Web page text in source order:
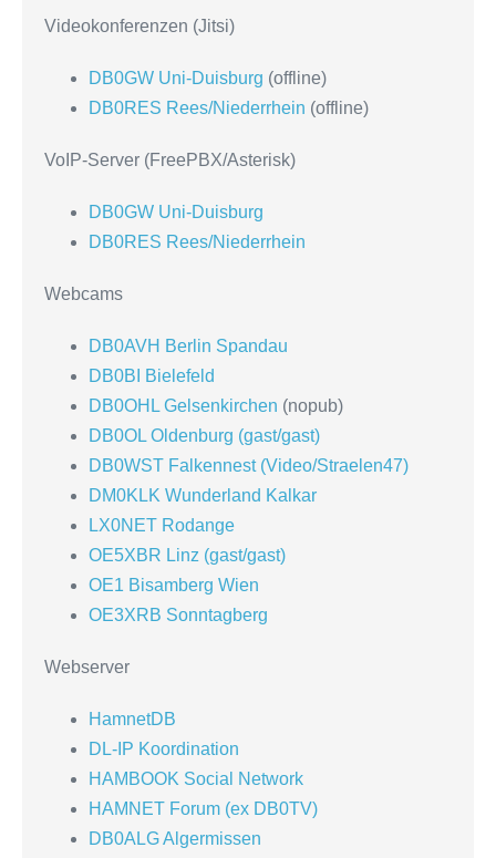
Videokonferenzen (Jitsi)
DB0GW Uni-Duisburg (offline)
DB0RES Rees/Niederrhein (offline)
VoIP-Server (FreePBX/Asterisk)
DB0GW Uni-Duisburg
DB0RES Rees/Niederrhein
Webcams
DB0AVH Berlin Spandau
DB0BI Bielefeld
DB0OHL Gelsenkirchen (nopub)
DB0OL Oldenburg (gast/gast)
DB0WST Falkennest (Video/Straelen47)
DM0KLK Wunderland Kalkar
LX0NET Rodange
OE5XBR Linz (gast/gast)
OE1 Bisamberg Wien
OE3XRB Sonntagberg
Webserver
HamnetDB
DL-IP Koordination
HAMBOOK Social Network
HAMNET Forum (ex DB0TV)
DB0ALG Algermissen